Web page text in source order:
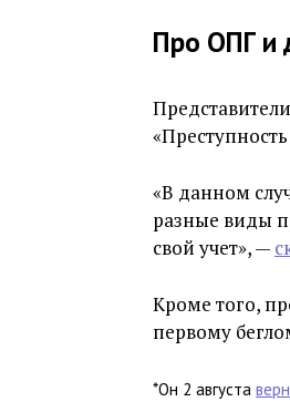
Про ОПГ и
«В данном
разные виды
свой учет», —
Кроме того,
первому
*Он 2 августа